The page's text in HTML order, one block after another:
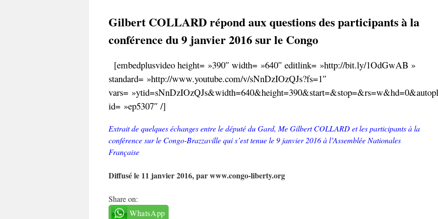
Gilbert COLLARD répond aux questions des participants à la
conférence du 9 janvier 2016 sur le Congo
[embedplusvideo height= »390″ width= »640″ editlink= »http://bit.ly/1OdGwAB »
standard= »http://www.youtube.com/v/sNnDzIOzQJs?fs=1″
vars=
id= »ep5307″ /]
Extrait de quelques échanges entre le député du Gard, Me Gilbert COLLARD et les participants à la
conférence sur le Congo-Brazzaville qui s’est tenue le 9 janvier 2016 à l’Assemblée Nationales
Française
Diffusé le 11 janvier 2016, par www.congo-liberty.org
Share on:
WhatsApp